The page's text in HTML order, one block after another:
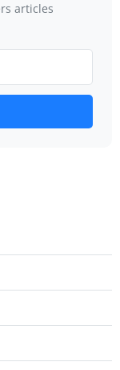
articles